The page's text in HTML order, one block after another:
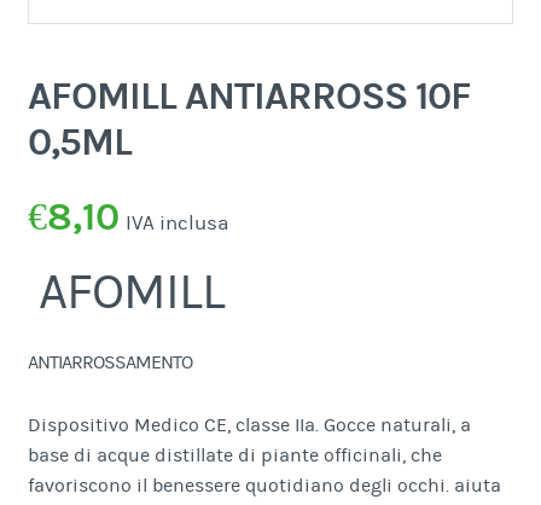
AFOMILL ANTIARROSS 10F
0,5ML
€8,10 IVA inclusa
AFOMILL
ANTIARROSSAMENTO
Dispositivo Medico CE, classe IIa. Gocce naturali, a
base di acque distillate di piante officinali, che
favoriscono il benessere quotidiano degli occhi. aiuta